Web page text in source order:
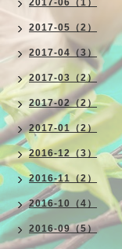
2017-06（1）
2017-05（2）
2017-04（3）
2017-03（2）
2017-02（2）
2017-01（2）
2016-12（3）
2016-11（2）
2016-10（4）
2016-09（5）